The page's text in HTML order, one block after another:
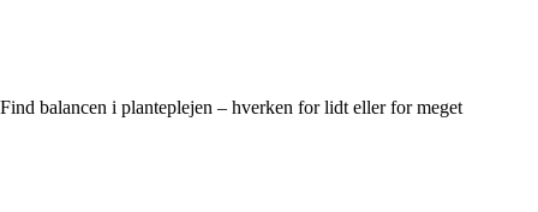
Find balancen i planteplejen – hverken for lidt eller for meget